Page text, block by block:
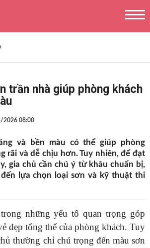
trần nhà giúp phòng khách
2026 08:00
và bền màu có thể giúp phòng
rãi và dễ chịu hơn. Tuy nhiên, để đạt
gia chủ cần chú ý từ khâu chuẩn bị,
lựa chọn loại sơn và kỹ thuật thi
những yếu tố quan trọng góp
đẹp tổng thể của phòng khách. Tuy
thường chỉ chú trọng đến màu sơn